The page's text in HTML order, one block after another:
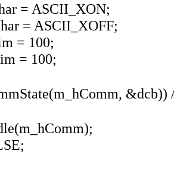
= ASCII_XON;
= ASCII_XOFF;
= 100;
= 100;